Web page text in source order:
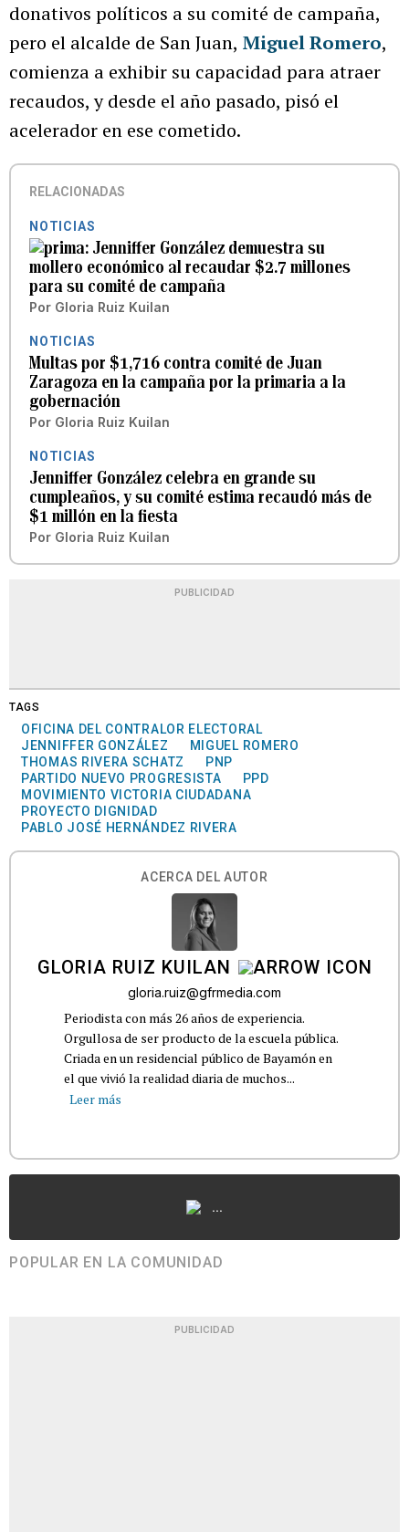
donativos políticos a su comité de campaña,
pero el alcalde de San Juan, Miguel Romero,
comienza a exhibir su capacidad para atraer
recaudos, y desde el año pasado, pisó el
acelerador en ese cometido.
RELACIONADAS
NOTICIAS
Jenniffer González demuestra su
mollero económico al recaudar $2.7 millones
para su comité de campaña
Por Gloria Ruiz Kuilan
NOTICIAS
Multas por $1,716 contra comité de Juan
Zaragoza en la campaña por la primaria a la
gobernación
Por Gloria Ruiz Kuilan
NOTICIAS
Jenniffer González celebra en grande su
cumpleaños, y su comité estima recaudó más de
$1 millón en la fiesta
Por Gloria Ruiz Kuilan
PUBLICIDAD
TAGS
OFICINA DEL CONTRALOR ELECTORAL
JENNIFFER GONZÁLEZ
MIGUEL ROMERO
THOMAS RIVERA SCHATZ
PNP
PARTIDO NUEVO PROGRESISTA
PPD
MOVIMIENTO VICTORIA CIUDADANA
PROYECTO DIGNIDAD
PABLO JOSÉ HERNÁNDEZ RIVERA
ACERCA DEL AUTOR
GLORIA RUIZ KUILAN
gloria.ruiz@gfrmedia.com
Periodista con más 26 años de experiencia.
Orgullosa de ser producto de la escuela pública.
Criada en un residencial público de Bayamón en
el que vivió la realidad diaria de muchos...
Leer más
...
POPULAR EN LA COMUNIDAD
PUBLICIDAD